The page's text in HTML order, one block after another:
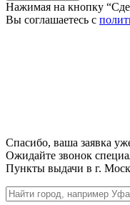
Нажимая на кнопку
Вы соглашаетесь с
Спасибо, ваша заявка
Ожидайте звонок
Пункты выдачи в г.